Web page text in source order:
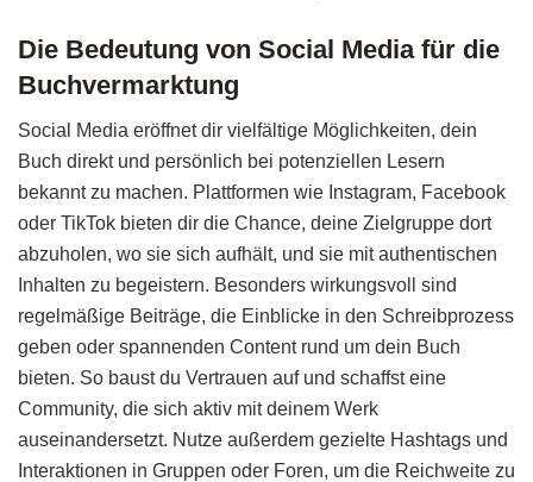
Die Bedeutung von Social Media für die
Buchvermarktung
Social Media eröffnet dir vielfältige Möglichkeiten, dein
Buch direkt und persönlich bei potenziellen Lesern
bekannt zu machen. Plattformen wie Instagram, Facebook
oder TikTok bieten dir die Chance, deine Zielgruppe dort
abzuholen, wo sie sich aufhält, und sie mit authentischen
Inhalten zu begeistern. Besonders wirkungsvoll sind
regelmäßige Beiträge, die Einblicke in den Schreibprozess
geben oder spannenden Content rund um dein Buch
bieten. So baust du Vertrauen auf und schaffst eine
Community, die sich aktiv mit deinem Werk
auseinandersetzt. Nutze außerdem gezielte Hashtags und
Interaktionen in Gruppen oder Foren, um die Reichweite zu